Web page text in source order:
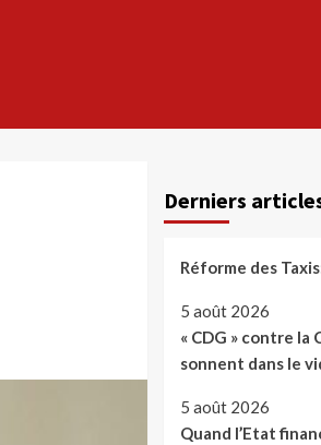
Derniers
Réforme des
5 août 2026
« CDG » contre la
sonnent dans le
5 août 2026
Quand l’Etat